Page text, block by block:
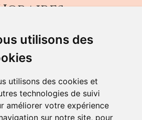
utilisons des
utilisons des cookies et
technologies de suivi
améliorer votre expérience
sur notre site, pour
LUNDI AU VENDREDI
à 12h30 et de 14h à 18h
LE SAMEDI
de 9h à 12h30
NOUS CONTACTER